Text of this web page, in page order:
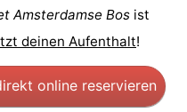
Amsterdamse Bos ist
deinen Aufenthalt!
online reservieren